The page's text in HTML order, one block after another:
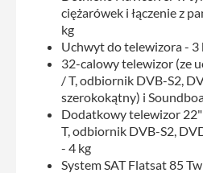
ciężarówek i łączenie z
kg
Uchwyt do telewizora - 3
32-calowy telewizor (ze
/ T, odbiornik DVB-S2,
szerokokątny) i
Dodatkowy telewizor
T, odbiornik DVB-S2,
- 4 kg
System SAT Flatsat 85